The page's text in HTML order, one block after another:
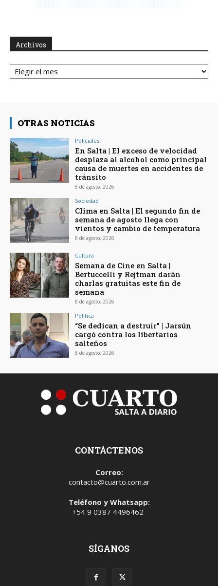
Archivos
Archivos
OTRAS NOTICIAS
Policiales
En Salta | El exceso de velocidad
desplaza al alcohol como principal
causa de muertes en accidentes de
tránsito
8 de agosto, 2026
Sociedad
Clima en Salta | El segundo fin de
semana de agosto llega con
vientos y cambio de temperatura
8 de agosto, 2026
Cultura
Semana de Cine en Salta |
Bertuccelli y Rejtman darán
charlas gratuitas este fin de
semana
8 de agosto, 2026
Política
“Se dedican a destruir” | Jarsún
cargó contra los libertarios
salteños
8 de agosto, 2026
CONTÁCTENOS
Correo:
contacto@cuarto.com.ar
Teléfono y Whatsapp:
+54 9 0387 4496462
SÍGANOS